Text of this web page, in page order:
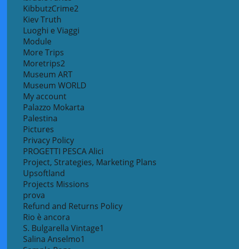
KibbutzCrime2
Kiev Truth
Luoghi e Viaggi
Module
More Trips
Moretrips2
Museum ART
Museum WORLD
My account
Palazzo Mokarta
Palestina
Pictures
Privacy Policy
PROGETTI PESCA Alici
Project, Strategies, Marketing Plans
Upsoftland
Projects Missions
prova
Refund and Returns Policy
Rio è ancora
S. Bulgarella Vintage1
Salina Anselmo1